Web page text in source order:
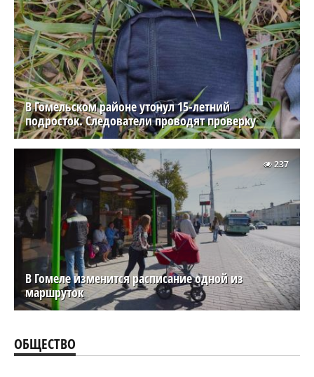
В Гомельском районе утонул 15-летний
подросток. Следователи проводят проверку
В Гомеле изменится расписание одной из
маршруток
237
ОБЩЕСТВО